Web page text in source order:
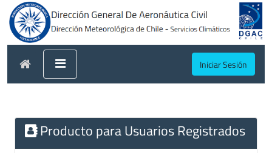
Iniciar Sesión
Producto para Usuarios Registrados